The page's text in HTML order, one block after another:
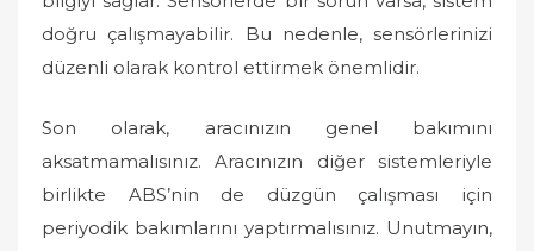
doğru çalışmayabilir. Bu nedenle, sensörlerinizi
düzenli olarak kontrol ettirmek önemlidir.
Son olarak, aracınızın genel bakımını
aksatmamalısınız. Aracınızın diğer sistemleriyle
birlikte ABS’nin de düzgün çalışması için
periyodik bakımlarını yaptırmalısınız. Unutmayın,